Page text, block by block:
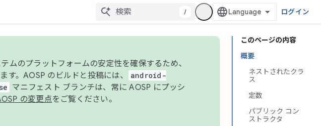
/ ログイン
このページの内容
概要
ネストされたクラ
ス
定数
パブリック コン
ストラクタ
ムのプラットフォームの安定性を確保するため、
す。AOSP のビルドと投稿には、
android-
マニフェスト ブランチは、常に AOSP にプッシ
の変更点をご覧ください。